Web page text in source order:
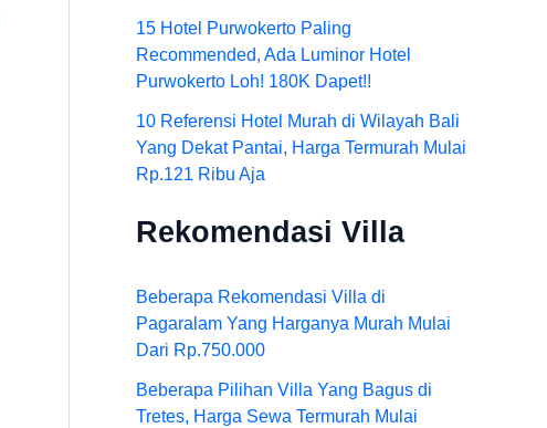
15 Hotel Purwokerto Paling
Recommended, Ada Luminor Hotel
Purwokerto Loh! 180K Dapet!!
10 Referensi Hotel Murah di Wilayah Bali
Yang Dekat Pantai, Harga Termurah Mulai
Rp.121 Ribu Aja
Rekomendasi Villa
Beberapa Rekomendasi Villa di
Pagaralam Yang Harganya Murah Mulai
Dari Rp.750.000
Beberapa Pilihan Villa Yang Bagus di
Tretes, Harga Sewa Termurah Mulai